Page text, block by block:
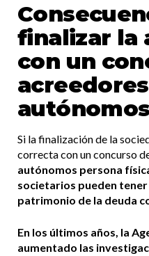
finalizar la
con un
autónomos
Si la finalización de la
correcta con un concurso
autónomos persona
societarios pueden
patrimonio de la deuda
En los últimos años, la
aumentado las